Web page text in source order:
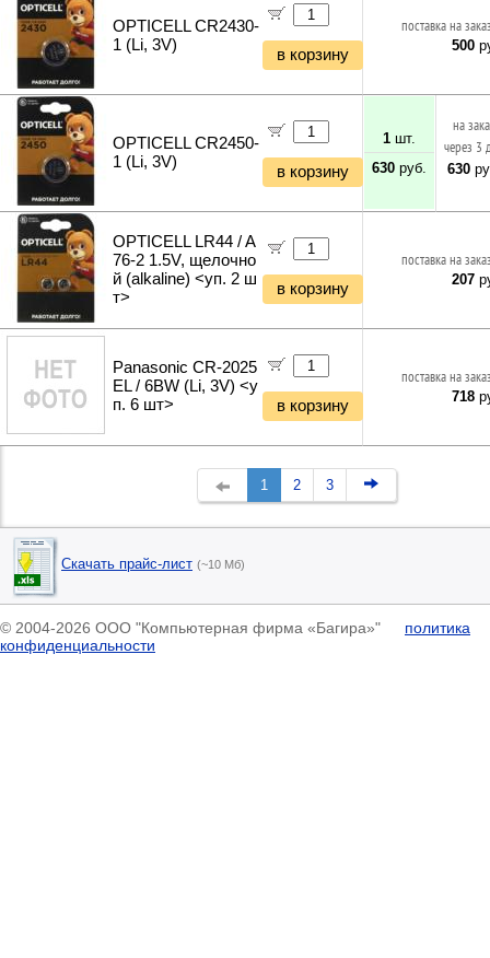
OPTICELL CR2430-
1 (Li, 3V)
в корзину
поставка на
500
OPTICELL CR2450-
1 (Li, 3V)
в корзину
1 шт.
630 руб.
на
через 3
630
OPTICELL LR44 / A
76-2 1.5V, щелочно
й (alkaline) <уп. 2 ш
т>
в корзину
поставка на
207
Panasonic CR-2025
EL / 6BW (Li, 3V) <у
п. 6 шт>
в корзину
поставка на
718
1 2 3
Скачать прайс-лист (~10 Мб)
© 2004-2026 ООО "Компьютерная фирма «Багира»" политика
конфиденциальности